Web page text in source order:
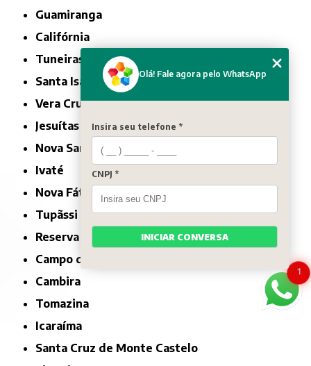
Guamiranga
Califórnia
Tuneiras do Oeste
Santa Isabel do Ivaí
Vera Cruz do Oeste
Jesuítas
Nova Santa Rosa
Ivaté
Nova Fátima
Tupãssi
Reserva do Iguaçu
Campo do Tenente
Cambira
Tomazina
Icaraíma
Santa Cruz de Monte Castelo
1
Olá! Fale agora pelo WhatsApp
Insira seu telefone *
CNPJ *
INICIAR CONVERSA